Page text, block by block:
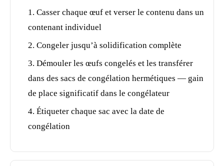
Casser chaque œuf et verser le contenu dans un
contenant individuel
Congeler jusqu’à solidification complète
Démouler les œufs congelés et les transférer
dans des sacs de congélation hermétiques — gain
de place significatif dans le congélateur
Étiqueter chaquesac avec la date de
congélation